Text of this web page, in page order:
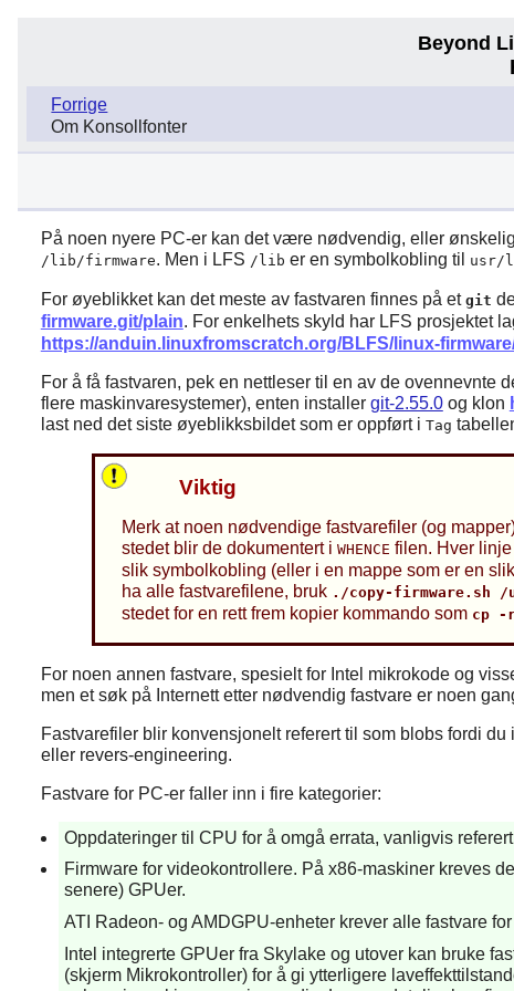
Beyond
Forrige
Om Konsollfonter
På noen nyere PC-er kan det være nødvendig, eller
/lib/firmware. Men i LFS /lib er en symbolkobling til usr/
For øyeblikket kan det meste av fastvaren finnes på et git
firmware.git/plain. For enkelhets skyld har LFS prosjektet
https://anduin.linuxfromscratch.org/BLFS/linux-
For å få fastvaren, pek en nettleser til en av de ovennevnte
flere maskinvaresystemer), enten installer git-2.55.0og klon
last ned det siste øyeblikksbildet som er oppført i Tag
Viktig
Merk at noen nødvendige fastvarefiler (og
stedet blir de dokumentert iWHENCE filen. Hver
slik symbolkobling (eller i en mappe som er en
ha alle fastvarefilene, bruk ./copy-firmware.sh
stedet for en rett frem kopier kommando som cp -
For noen annen fastvare, spesielt for Intel mikrokode og
men et søk på Internett etter nødvendig fastvare er noen
Fastvarefiler blir konvensjonelt referert til som blobs fordi
eller revers-engineering.
Fastvare for PC-er faller inn i fire kategorier:
Oppdateringer til CPU for å omgå errata, vanligvis
Firmware for videokontrollere. På x86-maskiner kreves
senere) GPUer.
ATI Radeon- og AMDGPU-enheter krever alle fastvare
Intel integrerte GPUer fra Skylake og utover kan bruke
(skjerm Mikrokontroller) for å gi ytterligere